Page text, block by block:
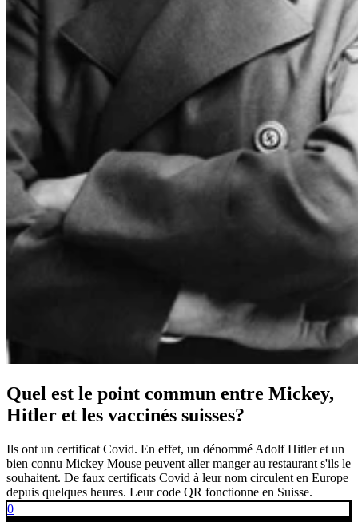
Quel est le point commun entre Mickey,
Hitler et les vaccinés suisses?
Ils ont un certificat Covid. En effet, un dénommé Adolf Hitler et un
bien connu Mickey Mouse peuvent aller manger au restaurant s'ils le
souhaitent. De faux certificats Covid à leur nom circulent en Europe
depuis quelques heures. Leur code QR fonctionne en Suisse.
0